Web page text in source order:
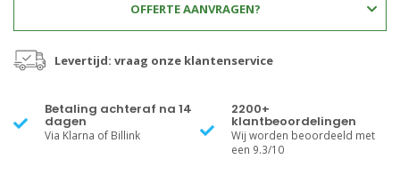
OFFERTE AANVRAGEN?
Levertijd: vraag onze klantenservice
Betaling achteraf na 14
dagen
Via Klarna of Billink
2200+
klantbeoordelingen
Wij worden beoordeeld met
een 9.3/10